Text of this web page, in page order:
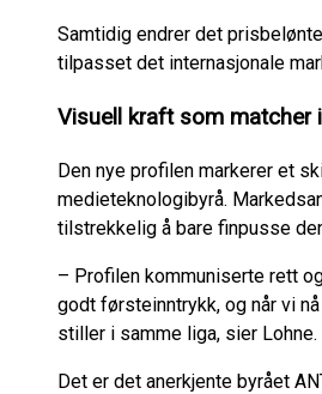
Samtidig endrer det
tilpasset det internasjonale
Visuell kraft som matcher
Den nye profilen markerer et
medieteknologibyrå.
tilstrekkelig å bare finpusse
– Profilen kommuniserte rett
godt førsteinntrykk, og når vi
stiller i samme liga, sier Lohne.
Det er det anerkjente byrået